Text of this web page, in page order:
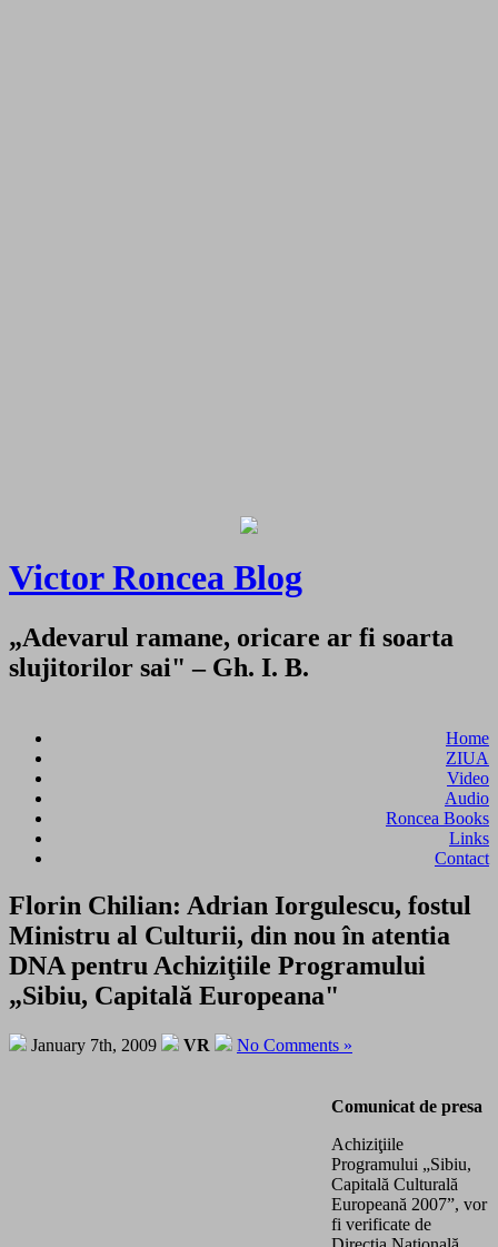
Victor Roncea Blog
„Adevarul ramane, oricare ar fi soarta
slujitorilor sai" – Gh. I. B.
Home
ZIUA
Video
Audio
Roncea Books
Links
Contact
Florin Chilian: Adrian Iorgulescu, fostul
Ministru al Culturii, din nou în atentia
DNA pentru Achiziţiile Programului
„Sibiu, Capitală Europeana"
January 7th, 2009 VR No Comments »
Comunicat de presa
Achiziţiile
Programului „Sibiu,
Capitală Culturală
Europeană 2007”, vor
fi verificate de